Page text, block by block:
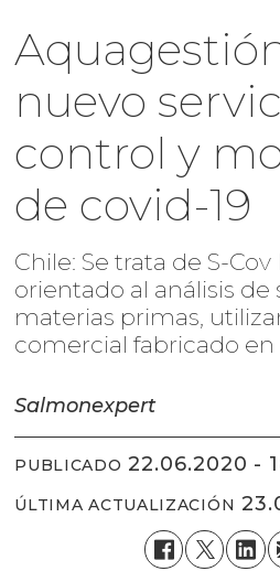
nuevo
control y
de covid-19
Chile: Se trata de S-
orientado al análisis de
materias primas,
comercial fabricado en
Salmonexpert
PUBLICADO 22.06.2020 -
ÚLTIMA ACTUALIZACIÓN